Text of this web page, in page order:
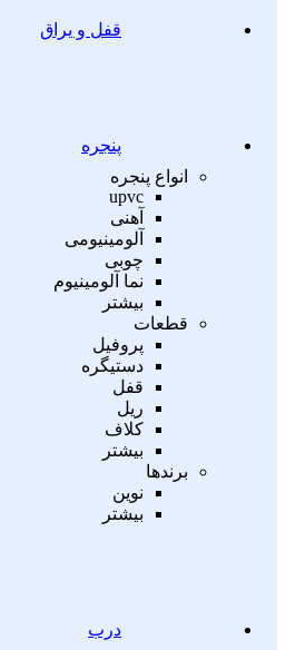
قفل و یراق
پنجره
انواع پنجره
upvc
آهنی
آلومینیومی
چوبی
نما آلومینیوم
بیشتر
قطعات
پروفیل
دستیگره
قفل
ریل
کلاف
بیشتر
برندها
نوین
بیشتر
درب